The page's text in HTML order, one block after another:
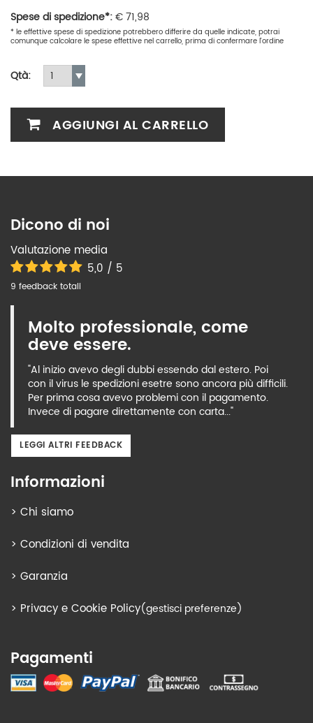
Spese di spedizione*:€71,98
* le effettive spese di spedizione potrebbero differire da quelle indicate, potrai
comunque calcolare le spese effettive nel carrello, prima di confermare l'ordine
Qtà:
AGGIUNGI AL CARRELLO
Dicono di noi
Valutazione media
5,0 / 5
9 feedback totali
Molto professionale, come
deve essere.
"Al inizio avevo degli dubbi essendo dal estero. Poi
con il virus le spedizioni esetre sono ancora più difficili.
Per prima cosa avevo problemi con il pagamento.
Invece di pagare direttamente con carta..."
LEGGI ALTRI FEEDBACK
Informazioni
> Chi siamo
> Condizioni di vendita
> Garanzia
> Privacy e Cookie Policy(gestisci preferenze)
Pagamenti